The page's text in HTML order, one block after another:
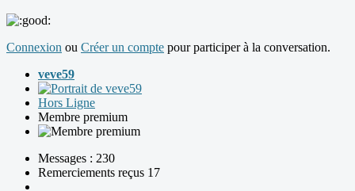
Connexion ou Créer un compte pour participer à la conversation.
veve59
Hors Ligne
Membre premium
Messages : 230
Remerciements reçus 17